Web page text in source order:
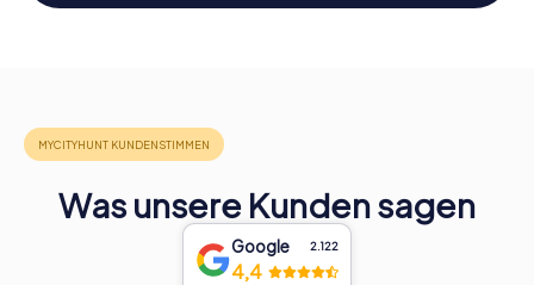
Was unsere Kunden sagen
Google 2.122
4,4